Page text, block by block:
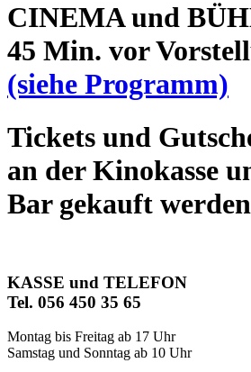
CINEMA und
45 Min. vor
(siehe Programm)
Tickets und
an der Kinokasse
Bar gekauft
KASSE und TELEFON
Tel. 056 450 35 65
Montag bis Freitag ab 17 Uhr
Samstag und Sonntag ab 10 Uhr